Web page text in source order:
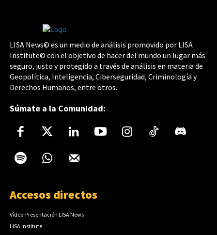
LISA News© es un medio de análisis promovido por LISA
Institute© con el objetivo de hacer del mundo un lugar más
seguro, justo y protegido a través de análisis en materia de
Geopolítica, Inteligencia, Ciberseguridad, Criminología y
Derechos Humanos, entre otros.
Súmate a la Comunidad:
Accesos directos
Vídeo-Presentación LISA News
LISA Institute